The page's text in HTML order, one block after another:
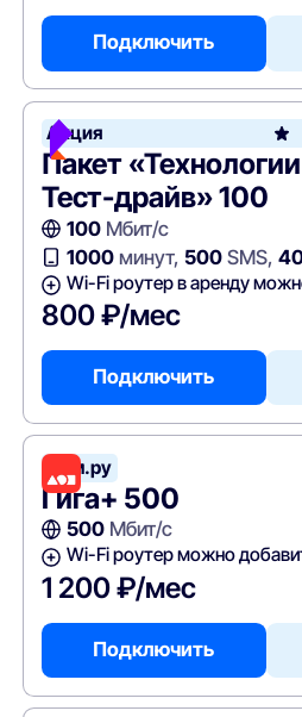
Подключить
Акция
Пакет
Тест-драйв» 100
100Мбит/с
1000минут, 500SMS,
Wi-Fi роутер в аренду
800 ₽/мес
Подключить
Дом.ру
Гига+ 500
500Мбит/с
Wi-Fi роутер можно
1 200 ₽/мес
Подключить